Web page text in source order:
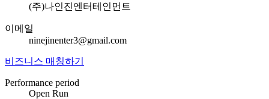
(주)나인진엔터테인먼트
이메일
ninejinenter3@gmail.com
비즈니스 매칭하기
Performance period
Open Run